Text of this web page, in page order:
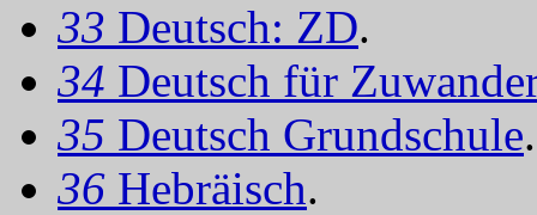
33 Deutsch: ZD.
34 Deutsch für
35 Deutsch Grundschule.
36 Hebräisch.